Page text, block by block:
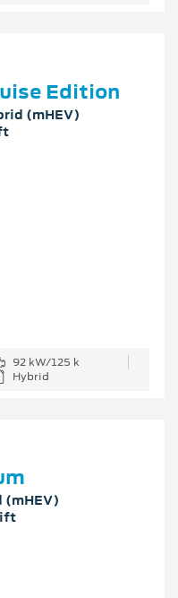
Edition
(mHEV)
92 kW/125 k
Hybrid
(mHEV)